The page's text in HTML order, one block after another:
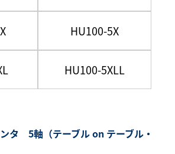
HU100-5X
HU100-5XLL
タ 5軸（テーブル on テーブル・